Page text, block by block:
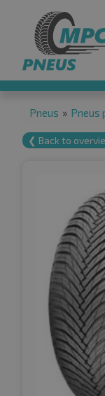
Pneus » Pneus
❮ Back to